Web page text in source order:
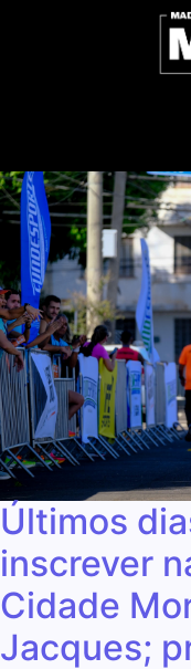
Últimos
inscrever
Cidade
Jacques;